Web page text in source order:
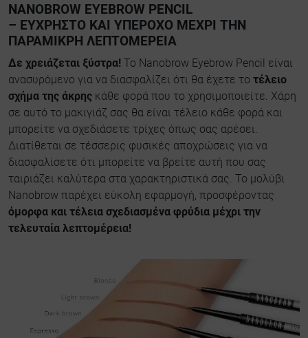
NANOBROW EYEBROW PENCIL
– ΕΎΧΡΗΣΤΟ ΚΑΙ ΥΠΈΡΟΧΟ ΜΈΧΡΙ ΤΗΝ
ΠΑΡΑΜΙΚΡΉ ΛΕΠΤΟΜΈΡΕΙΑ
Δε χρειάζεται ξύστρα! Το Nanobrow Eyebrow Pencil είναι
ανασυρόμενο για να διασφαλίζει ότι θα έχετε το τέλειο
σχήμα της άκρης κάθε φορά που το χρησιμοποιείτε. Χάρη
σε αυτό το μακιγιάζ σας θα είναι τέλειο κάθε φορά και
μπορείτε να σχεδιάσετε τρίχες όπως σας αρέσει.
Διατίθεται σε τέσσερις φυσικές αποχρώσεις για να
διασφαλίσετε ότι μπορείτε να βρείτε αυτή που σας
ταιριάζει καλύτερα στα χαρακτηριστικά σας. Το μολύβι
Nanobrow παρέχει εύκολη εφαρμογή, προσφέροντας
όμορφα και τέλεια σχεδιασμένα φρύδια μέχρι την
τελευταία λεπτομέρεια!